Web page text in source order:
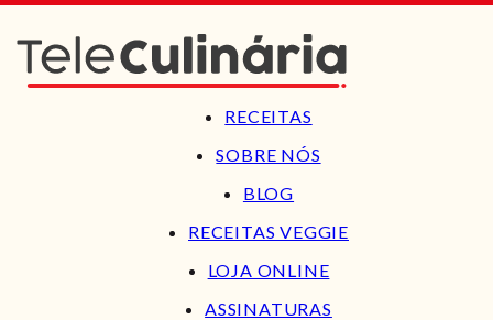
RECEITAS
SOBRE NÓS
BLOG
RECEITAS VEGGIE
LOJA ONLINE
ASSINATURAS